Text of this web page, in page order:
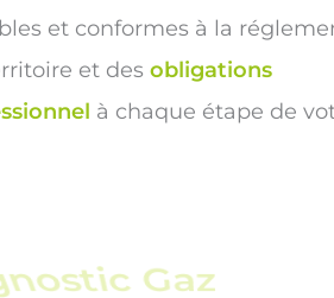
et conformes à la
et des obligations
à chaque étape de
Gaz